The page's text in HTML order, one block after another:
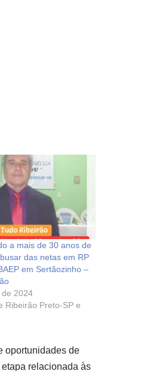
a mais de 30 anos de
das netas em RP
em Sertãozinho –
de 2024
Ribeirão Preto-SP e
oportunidades de
relacionada às